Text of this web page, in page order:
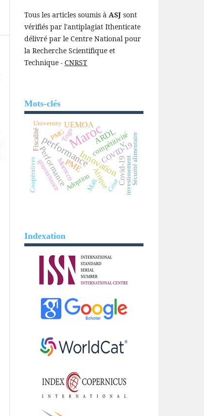
Tous les articles soumis à ASJ sont
vérifiés par l'antiplagiat Ithenticate
délivré par le Centre National pour
la Recherche Scientifique et
Technique - CNRST
Mots-clés
Maroc
performanceInnovation
Performance
ARDL
PME Covid-19
UEMOA
Afrique
compétitivité
COVID-19
MoroccoAdoption
gouvernance
Togo
Fiscalité V
Mali
PMG
University
Sécurité alimentaire
Coopératives Crise investissement
Indexation